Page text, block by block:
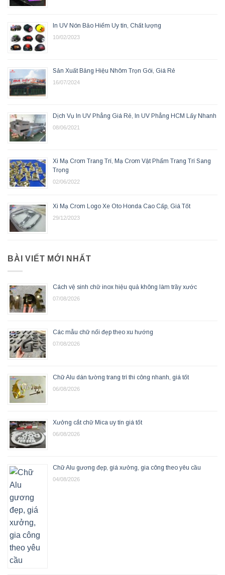
In UV Nón Bảo Hiểm Uy tín, Chất lượng
10/02/2023
Sản Xuất Bảng Hiệu Nhôm Trọn Gói, Giá Rẻ
16/07/2024
Dịch Vụ In UV Phẳng Giá Rẻ, In UV Phẳng HCM Lấy Nhanh
08/06/2021
Xi Mạ Crom Trang Trí, Mạ Crom Vật Phẩm Trang Trí Sang
Trọng
02/06/2022
Xi Mạ Crom Logo Xe Oto Honda Cao Cấp, Giá Tốt
29/12/2023
BÀI VIẾT MỚI NHẤT
Cách vệ sinh chữ inox hiệu quả không làm trầy xước
07/08/2026
Các mẫu chữ nổi đẹp theo xu hướng
07/08/2026
Chữ Alu dán tường trang trí thi công nhanh, giá tốt
06/08/2026
Xưởng cắt chữ Mica uy tín giá tốt
06/08/2026
Chữ Alu gương đẹp, giá xưởng, gia công theo yêu cầu
04/08/2026